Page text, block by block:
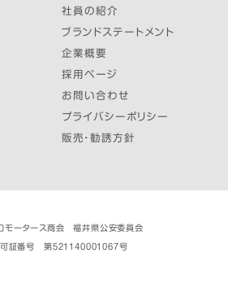
社員の紹介
ブランドステートメント
企業概要
採用ページ
お問い合わせ
プライバシーポリシー
販売・勧誘方針
モータース商会 福井県公安委員会
可証番号 第521140001067号